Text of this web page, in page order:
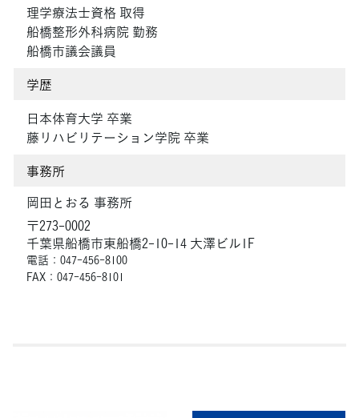
理学療法士資格 取得
船橋整形外科病院 勤務
船橋市議会議員
学歴
日本体育大学 卒業
藤リハビリテーション学院 卒業
事務所
岡田とおる 事務所
〒273-0002
千葉県船橋市東船橋2-10-14 大澤ビル1F
電話：047-456-8100
FAX：047-456-8101